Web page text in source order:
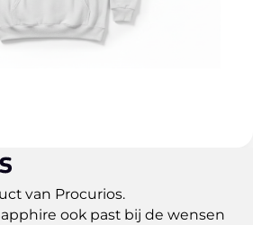
van Procurios.
ook past bij de wensen